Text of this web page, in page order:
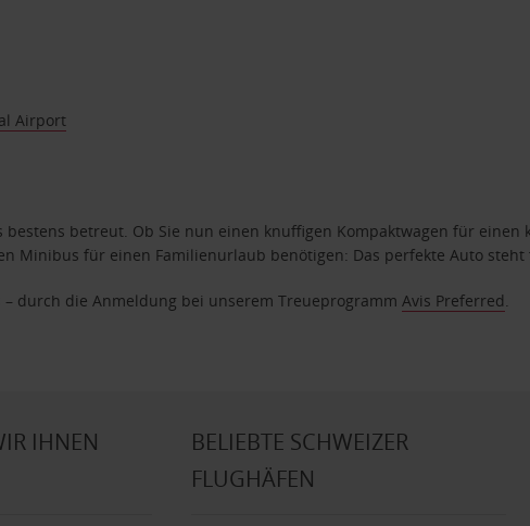
Airport
betreut. Ob Sie nun einen knuffigen Kompaktwagen für einen
Minibus für einen Familienurlaub benötigen: Das perfekte Auto steht
durch die Anmeldung bei unserem TreueprogrammAvis Preferred.
IHNEN
BELIEBTE SCHWEIZER
FLUGHÄFEN